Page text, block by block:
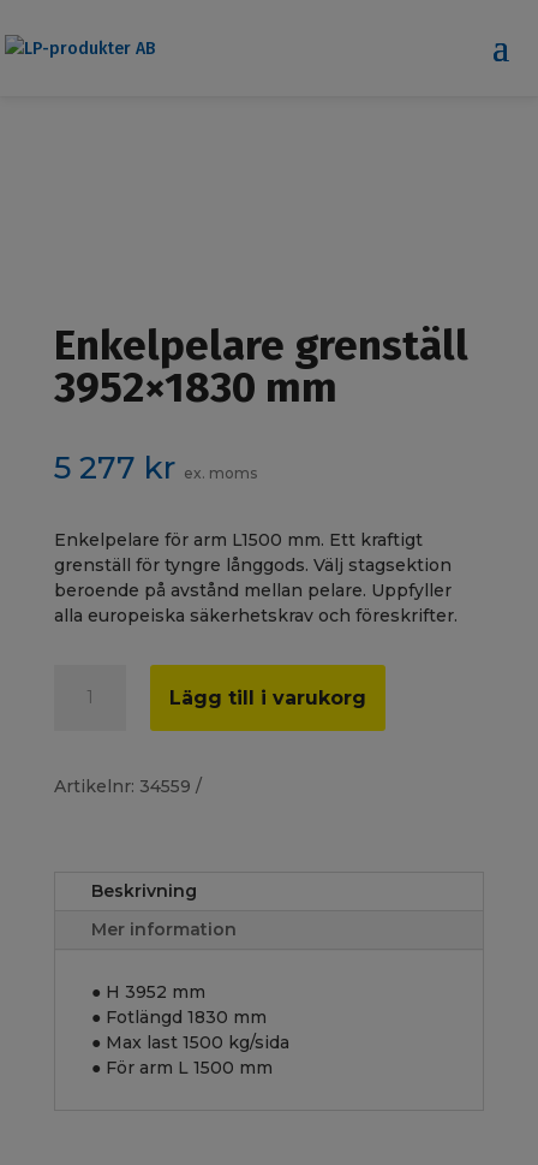
Enkelpelare grenställ
3952×1830 mm
5 277 kr ex. moms
Enkelpelare för arm L1500 mm. Ett kraftigt
grenställ för tyngre långgods. Välj stagsektion
beroende på avstånd mellan pelare. Uppfyller
alla europeiska säkerhetskrav och föreskrifter.
grenställ
mängd
Lägg till i varukorg
r
Artikelnr: 34559
Beskrivning
Mer information
● H 3952 mm
● Fotlängd 1830 mm
● Max last 1500 kg/sida
● För arm L 1500 mm